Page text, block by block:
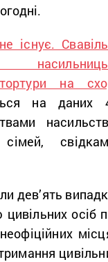
існує.
на
на даних
дев’ять
осіб